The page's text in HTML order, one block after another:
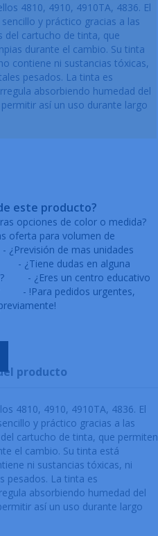
4810, 4910, 4910TA, 4836. El
y práctico gracias a las
del cartucho de tinta, que
durante el cambio. Su tinta
contiene ni sustancias tóxicas,
pesados. La tinta es
absorbiendo humedad del
así un uso durante largo
este producto?
opciones de color o medida?
oferta para volumen de
- ¿Previsión de mas unidades
- ¿Tiene dudas en alguna
- ¿Eres un centro educativo
- !Para pedidos urgentes,
producto
4810, 4910, 4910TA, 4836. El
y práctico gracias a las
cartucho de tinta, que permiten
el cambio. Su tinta está
ni sustancias tóxicas, ni
pesados. La tinta es
absorbiendo humedad del
así un uso durante largo